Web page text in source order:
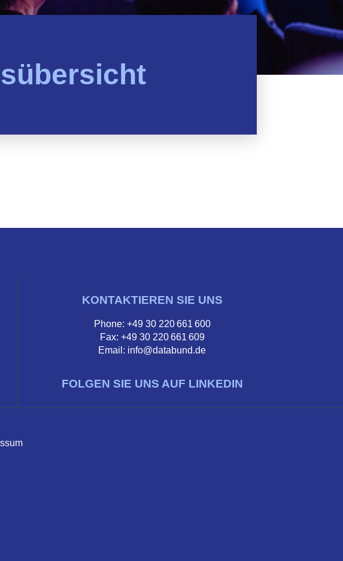
KONTAKTIEREN SIE UNS
Phone: +49 30 220 661 600
Fax: +49 30 220 661 609
Email: info@databund.de
FOLGEN SIE UNS AUF LINKEDIN